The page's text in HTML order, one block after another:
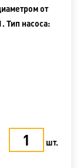
от
Тип насоса:
шт.